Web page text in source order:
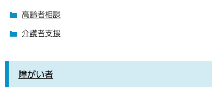
高齢者相談
介護者支援
障がい者